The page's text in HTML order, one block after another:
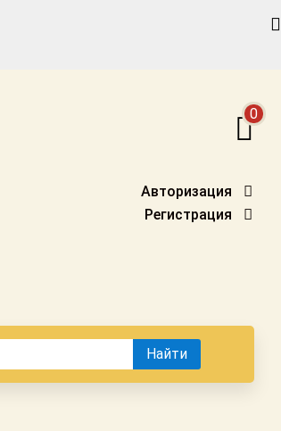
0
Авторизация
Регистрация
Найти